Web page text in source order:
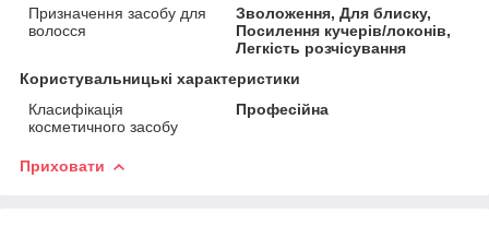
Призначення засобу для
волосся
Зволоження, Для блиску,
Посилення кучерів/локонів,
Легкість розчісування
Користувальницькі характеристики
Класифікація
косметичного засобу
Професійна
Приховати